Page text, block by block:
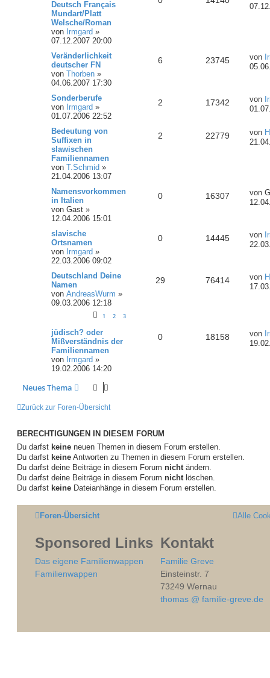
Deutsch Français
Mundart/Platt
Welsche/Roman
von Irmgard »
07.12.2007 20:00
Veränderlichkeit
deutscher FN
von Thorben »
04.06.2007 17:30
6 23745 von
Sonderberufe
von Irmgard »
01.07.2006 22:52
2 17342 von
Bedeutung von
Suffixen in
slawischen
Familiennamen
von T.Schmid »
21.04.2006 13:07
2 22779 von
Namensvorkommen
in Italien
von Gast »
12.04.2006 15:01
0 16307 von
slavische
Ortsnamen
von Irmgard »
22.03.2006 09:02
0 14445 von
Deutschland Deine
Namen
von AndreasWurm »
09.03.2006 12:18
1 2 3
29 76414 von
jüdisch? oder
Mißverständnis der
Familiennamen
von Irmgard »
19.02.2006 14:20
0 18158 von
Neues Thema
Zurück zur Foren-Übersicht
BERECHTIGUNGEN IN DIESEM FORUM
Du darfst keine neuen Themen in diesem Forum erstellen.
Du darfst keine Antworten zu Themen in diesem Forum erstellen.
Du darfst deine Beiträge in diesem Forum nichtändern.
Du darfst deine Beiträge in diesem Forum nichtlöschen.
Du darfst keine Dateianhänge in diesem Forum erstellen.
Foren-Übersicht Alle
Sponsored Links
Das eigene Familienwappen
Familienwappen
Kontakt
Familie Greve
Einsteinstr. 7
73249 Wernau
thomas @ familie-greve.de